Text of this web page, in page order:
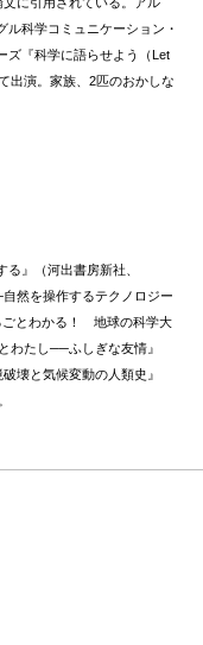
ル科学コミュニケーション・
ズ『科学に語らせよう（Let
出演。家族、2匹のおかしな
』（河出書房新社、
然を操作するテクノロジー
ごとわかる！ 地球の科学大
わたし──ふしぎな友情』
壊と気候変動の人類史』